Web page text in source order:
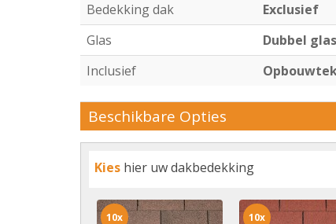
Bedekking dak
Exclusief
Glas
Dubbel glas
Inclusief
Beschikbare Opties
Kies hier uw dakbedekking
10x 10x